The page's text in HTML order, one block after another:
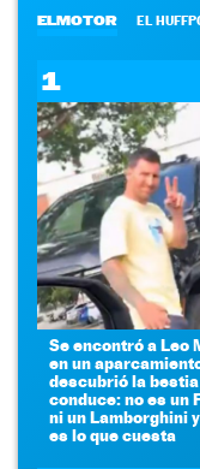
ELMOTOR EL
1
Se encontró a Leo
en un
descubrió la
conduce: no es un
ni un Lamborghini
es lo que cuesta